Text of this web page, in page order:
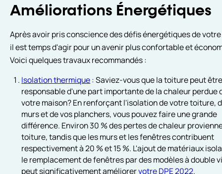
Améliorations Énergétiques
Après avoir pris conscience des défis énergétiques de
il est temps d'agir pour un avenir plus confortable et
Voici quelques travaux recommandés :
Isolation thermique: Saviez-vous que la toiture peut
responsable d'une part importante de la chaleur perdue
votre maison? En renforçant l'isolation de votre toiture,
murs et de vos planchers, vous pouvez faire une grande
différence. Environ 30 % des pertes de chaleur
toiture, tandis que les murs et les fenêtres contribuent
respectivement à 20 % et 15 %. L'ajout de matériaux
le remplacement de fenêtres par des modèles à double
peut significativement améliorervotre DPE 2022.